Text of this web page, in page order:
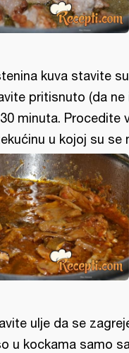
kuva stavite
pritisnuto (da ne
minuta. Procedite
u kojoj su se
ulje da se
u kockama samo